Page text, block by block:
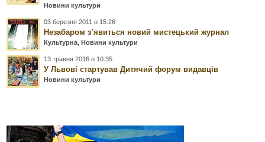
Новини культури
03 березня 2011 о 15:26
Незабаром з’явиться новий мистецький журнал
Культурна ,Новини культури
13 травня 2016 о 10:35
У Львові стартував Дитячий форум видавців
Новини культури